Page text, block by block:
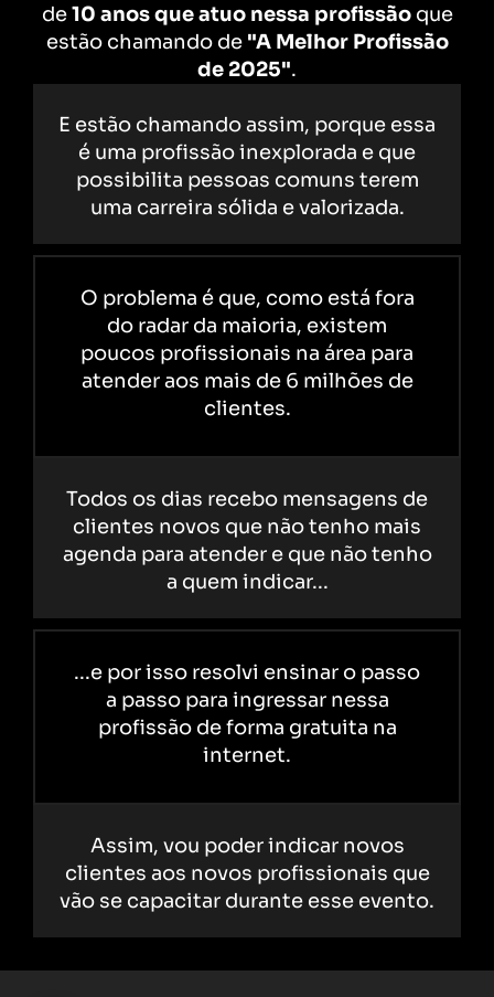
de10 anos que atuo nessa profissãoque
estão chamando de "A Melhor Profissão
de 2025".
E estão chamando assim, porque essa
é uma profissão inexplorada e que
possibilita pessoas comuns terem
uma carreira sólida e valorizada.
O problema é que, como está fora
do radar da maioria, existem
poucos profissionais na área para
atender aos mais de 6 milhões de
clientes.
Todos os dias recebo mensagens de
clientes novos que não tenho mais
agenda para atender e que não tenho
a quem indicar...
...e por isso resolvi ensinar o passo
a passo para ingressar nessa
profissão de forma gratuita na
internet.
Assim, vou poder indicar novos
clientes aos novos profissionais que
vão se capacitar durante esse evento.